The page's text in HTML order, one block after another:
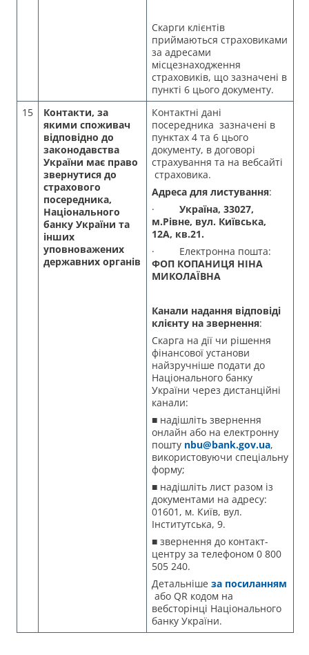
Скарги клієнтів
приймаються страховиками
за адресами
місцезнаходження
страховиків, що зазначені в
пункті 6 цього документу.
15
Контакти, за
якими споживач
відповідно до
законодавства
України має право
звернутися до
страхового
посередника,
Національного
банку України та
інших
уповноважених
державних органів
Контактні дані
посередника зазначені в
пунктах 4 та 6 цього
документу, в договорі
страхування та на вебсайті
страховика.
Адреса для листування:
· Україна, 33027,
м.Рівне, вул. Київська,
12А, кв.21.
· Електронна пошта:
ФОП КОПАНИЦЯ НІНА
МИКОЛАЇВНА
Канали надання відповіді
клієнту на звернення:
Скарга на дії чи рішення
фінансової установи
найзручніше подати до
Національного банку
України через дистанційні
канали:
■ надішліть звернення
онлайн або на електронну
пошту nbu@bank.gov.ua,
використовуючи спеціальну
форму;
■ надішліть лист разом із
документами на адресу:
01601, м. Київ, вул.
Інститутська, 9.
■ звернення до контакт-
центру за телефоном 0 800
505 240.
Детальніше за посиланням
або QR кодом на
вебсторінці Національного
банку України.